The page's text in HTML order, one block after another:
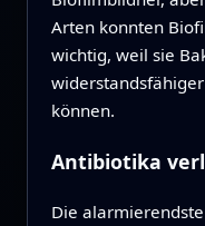
Arten konnten
wichtig, weil sie
können.
Antibiotika
Die